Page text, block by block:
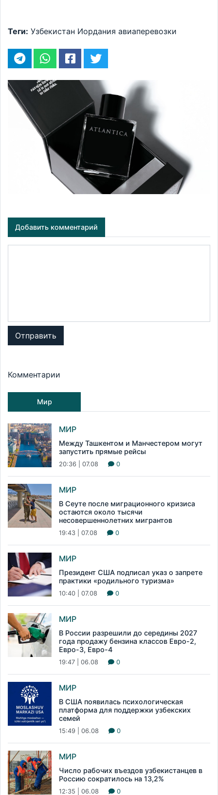
Теги: Узбекистан Иордания авиаперевозки
Добавить комментарий
Отправить
Комментарии
Мир
МИР
Между Ташкентом и Манчестером могут
запустить прямые рейсы
20:36 | 07.08 0
МИР
В Сеуте после миграционного кризиса
остаются около тысячи
несовершеннолетних мигрантов
19:43 | 07.08 0
МИР
Президент США подписал указ о запрете
практики «родильного туризма»
10:40 | 07.08 0
МИР
В России разрешили до середины 2027
года продажу бензина классов Евро-2,
Евро-3, Евро-4
19:47 | 06.08 0
МИР
В США появилась психологическая
платформа для поддержки узбекских
семей
15:49 | 06.08 0
МИР
Число рабочих въездов узбекистанцев в
Россию сократилось на 13,2%
12:35 | 06.08 0